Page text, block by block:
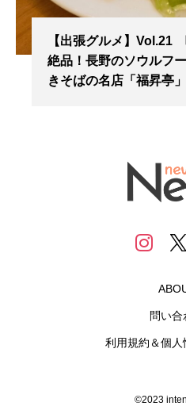
【出張グルメ】Vol.21
絶品！長野のソウルフ
きそばの名店「福昇亭
問い合
利用規約＆個
©2023